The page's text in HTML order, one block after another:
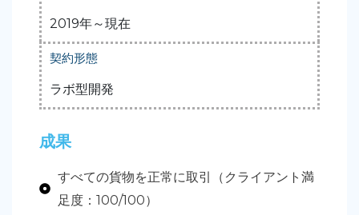
2019年～現在
契約形態
ラボ型開発
成果
すべての貨物を正常に取引（クライアント満
足度：100/100）